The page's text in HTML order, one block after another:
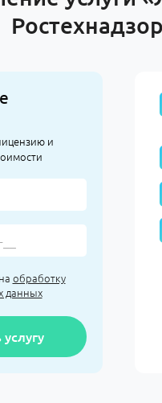
и
обработку
данных